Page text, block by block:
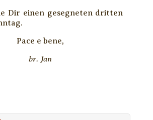
Dir einen gesegneten dritten
Pace e bene,
br. Jan